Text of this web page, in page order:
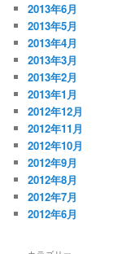
2013年6月
2013年5月
2013年4月
2013年3月
2013年2月
2013年1月
2012年12月
2012年11月
2012年10月
2012年9月
2012年8月
2012年7月
2012年6月